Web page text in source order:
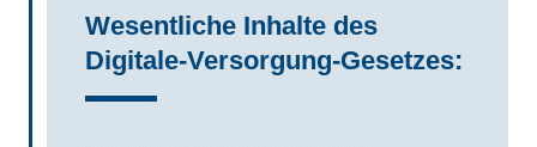
Wesentliche Inhalte des
Digitale-Versorgung-Gesetzes: